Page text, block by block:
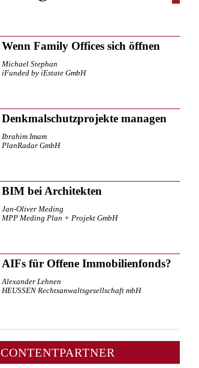
Wenn Family Offices sich öffnen
Michael Stephan
iFunded by iEstate GmbH
Denkmalschutzprojekte managen
Ibrahim Imam
PlanRadar GmbH
BIM bei Architekten
Jan-Oliver Meding
MPP Meding Plan + Projekt GmbH
AIFs für Offene Immobilienfonds?
Alexander Lehnen
HEUSSEN Rechtsanwaltsgesellschaft mbH
CONTENTPARTNER